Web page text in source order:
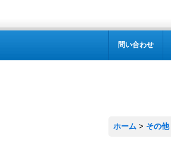
問い合わせ
ホーム > その他